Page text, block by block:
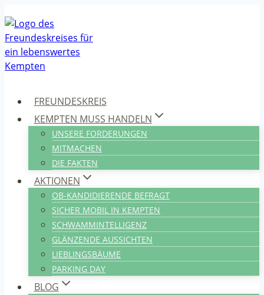
Inhalt
springen
FREUNDESKREIS
KEMPTEN MUSS HANDELN
UNSERE FORDERUNGEN
MITMACHEN
DIE FAKTEN
AKTIONEN
OB-KANDIDIERENDE BEFRAGT
SICHER MOBIL IN KEMPTEN
SCHWAMMINTELLIGENZ
GLÄNZENDE AUSSICHTEN
LIEBLINGSBÄUME
PARKING DAY
BLOG